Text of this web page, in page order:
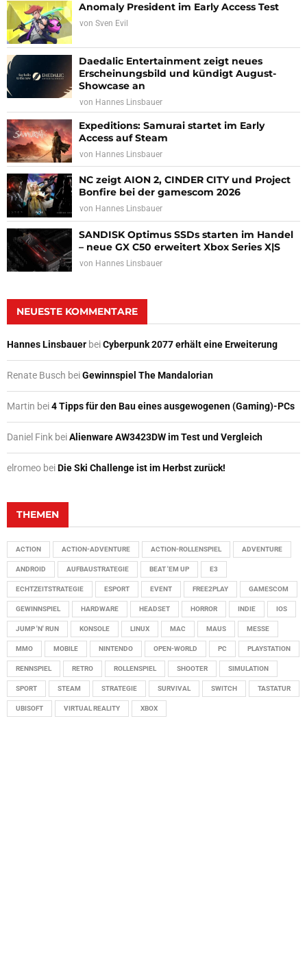
Anomaly President im Early Access Test
von Sven Evil
Daedalic Entertainment zeigt neues
Erscheinungsbild und kündigt August-
Showcase an
von Hannes Linsbauer
Expeditions: Samurai startet im Early
Access auf Steam
von Hannes Linsbauer
NC zeigt AION 2, CINDER CITY und Project
Bonfire bei der gamescom 2026
von Hannes Linsbauer
SANDISK Optimus SSDs starten im Handel
– neue GX C50 erweitert Xbox Series X|S
von Hannes Linsbauer
NEUESTE KOMMENTARE
Hannes Linsbauer beiCyberpunk 2077 erhält eine Erweiterung
Renate Busch beiGewinnspiel The Mandalorian
Martin bei4 Tipps für den Bau eines ausgewogenen (Gaming)-PCs
Daniel Fink beiAlienware AW3423DW im Test und Vergleich
elromeo beiDie Ski Challenge ist im Herbst zurück!
THEMEN
ACTION ACTION-ADVENTURE ACTION-ROLLENSPIEL ADVENTURE
ANDROID AUFBAUSTRATEGIE BEAT 'EM UP E3
ECHTZEITSTRATEGIE ESPORT EVENT FREE2PLAY GAMESCOM
GEWINNSPIEL HARDWARE HEADSET HORROR INDIE IOS
JUMP 'N' RUN KONSOLE LINUX MAC MAUS MESSE
MMO MOBILE NINTENDO OPEN-WORLD PC PLAYSTATION
RENNSPIEL RETRO ROLLENSPIEL SHOOTER SIMULATION
SPORT STEAM STRATEGIE SURVIVAL SWITCH TASTATUR
UBISOFT VIRTUAL REALITY XBOX